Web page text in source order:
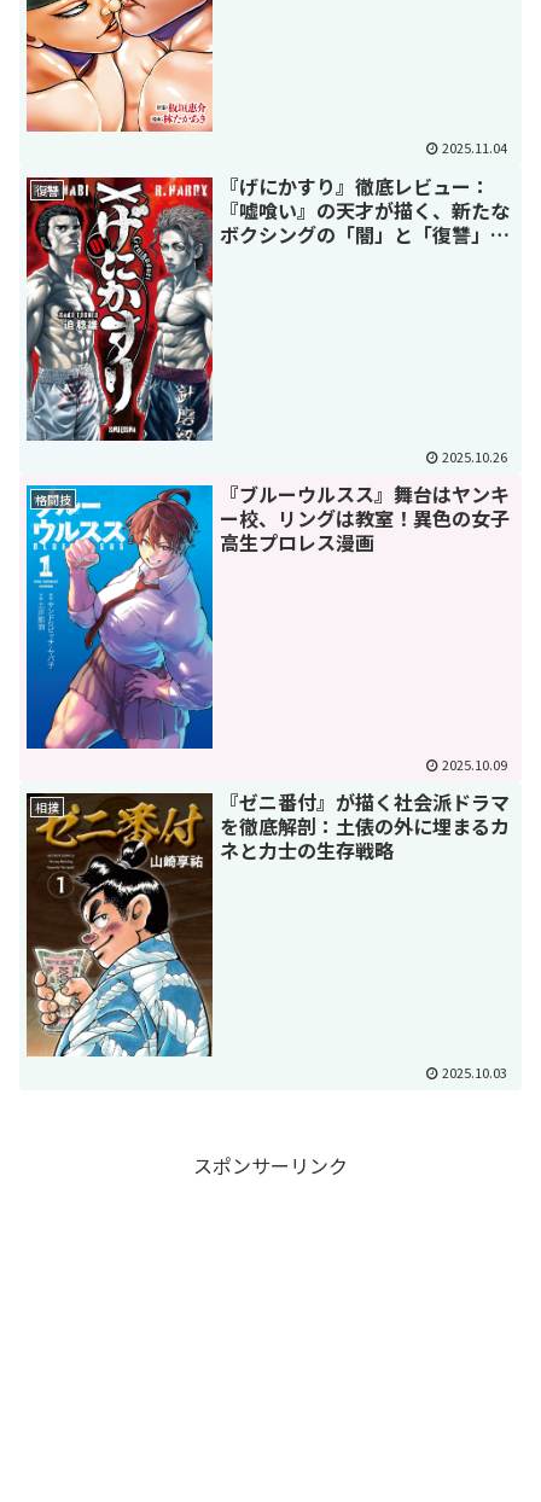
2025.11.04
復讐
『げにかすり』徹底レビュー：
『嘘喰い』の天才が描く、新たな
ボクシングの「闇」と「復讐」、
2025.10.26
格闘技
『ブルーウルスス』舞台はヤンキ
ー校、リングは教室！異色の女子
高生プロレス漫画
2025.10.09
相撲
『ゼニ番付』が描く社会派ドラマ
を徹底解剖：土俵の外に埋まるカ
ネと力士の生存戦略
2025.10.03
スポンサーリンク